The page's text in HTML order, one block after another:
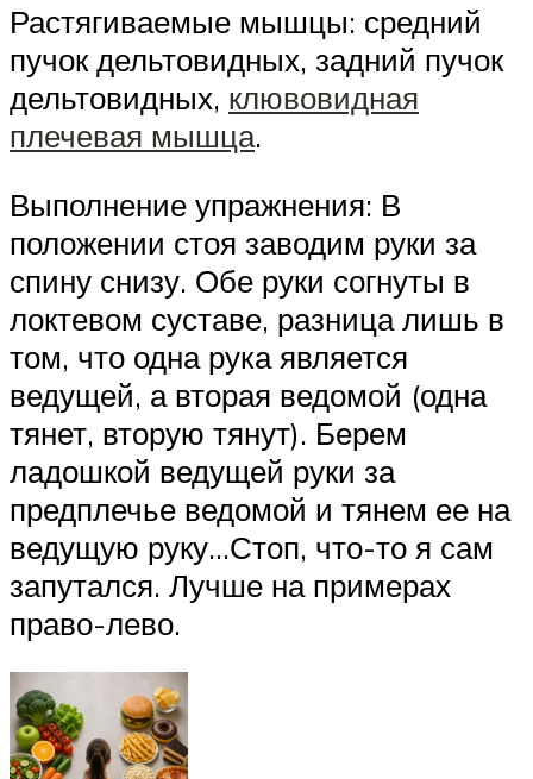
Растягиваемые мышцы: средний
пучок дельтовидных, задний пучок
дельтовидных, клювовидная
плечевая мышца.
Выполнение упражнения: В
положении стоя заводим руки за
спину снизу. Обе руки согнуты в
локтевом суставе, разница лишь в
том, что одна рука является
ведущей, а вторая ведомой (одна
тянет, вторую тянут). Берем
ладошкой ведущей руки за
предплечье ведомой и тянем ее на
ведущую руку…Стоп, что-то я сам
запутался. Лучше на примерах
право-лево.